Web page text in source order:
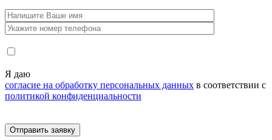
Я даю
согласие на обработку персональных данных в соответствии с
политикой конфиденциальности